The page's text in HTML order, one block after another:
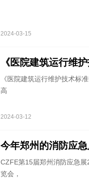
2024-03-15
《医院建筑运行维
《医院建筑运行维护技术标
高
2024-03-12
今年郑州的消防应
CZFE第15届郑州消防应急
览会，